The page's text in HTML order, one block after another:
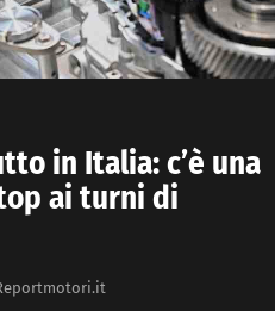
in Italia: c’è una
ai turni di